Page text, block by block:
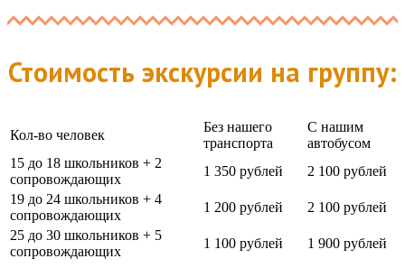
Стоимость экскурсии на группу:
Кол-во человек
Без нашего
транспорта
С нашим
автобусом
15 до 18 школьников + 2
сопровождающих
1 350 рублей
2 100 рублей
19 до 24 школьников + 4
сопровождающих
1 200 рублей
2 100 рублей
25 до 30 школьников + 5
сопровождающих
1 100 рублей 1 900 рублей